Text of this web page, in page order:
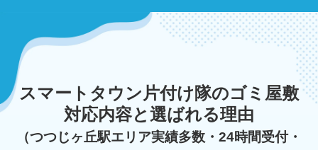
スマートタウン片付け隊のゴミ屋敷
対応内容と選ばれる理由
（つつじヶ丘駅エリア実績多数・24時間受付・